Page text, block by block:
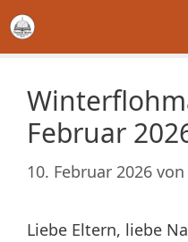
Zum
Inhalt
springen
Februar
10. Februar 2026 von
Liebe Eltern, liebe